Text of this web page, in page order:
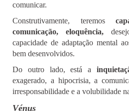
comunicar.
Construtivamente, teremos
comunicação, eloquência,
capacidade de adaptação mental
bem desenvolvidos.
Do outro lado, está a
exagerado, a hipocrisia, a
irresponsabilidade e a volubilidade
Vénus